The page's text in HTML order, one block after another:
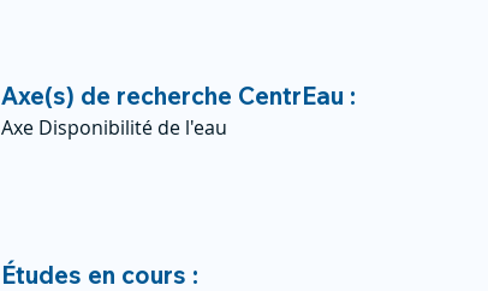
Axe(s) de recherche CentrEau :
Axe Disponibilité de l'eau
Études en cours :